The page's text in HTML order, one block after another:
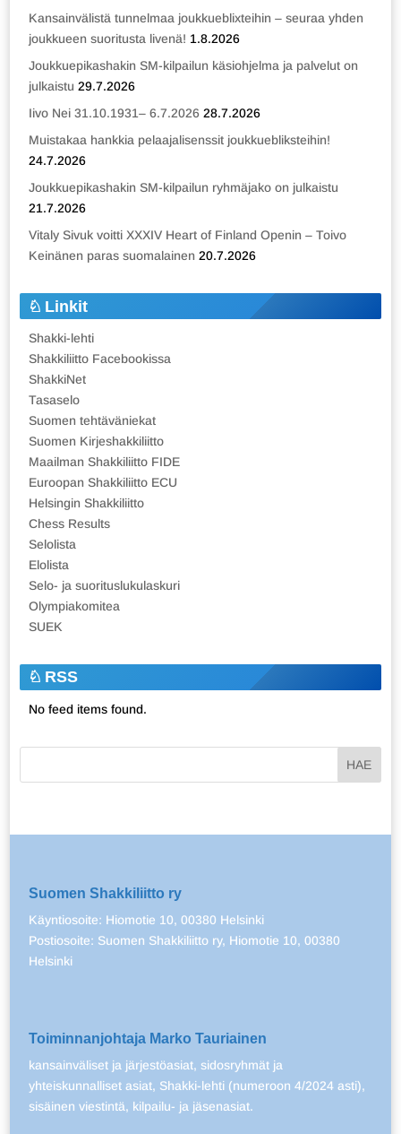
Kansainvälistä tunnelmaa joukkueblixteihin – seuraa yhden
joukkueen suoritusta livenä! 1.8.2026
Joukkuepikashakin SM-kilpailun käsiohjelma ja palvelut on
julkaistu 29.7.2026
Iivo Nei 31.10.1931– 6.7.2026 28.7.2026
Muistakaa hankkia pelaajalisenssit joukkuebliksteihin!
24.7.2026
Joukkuepikashakin SM-kilpailun ryhmäjako on julkaistu
21.7.2026
Vitaly Sivuk voitti XXXIV Heart of Finland Openin – Toivo
Keinänen paras suomalainen 20.7.2026
Linkit
Shakki-lehti
Shakkiliitto Facebookissa
ShakkiNet
Tasaselo
Suomen tehtäväniekat
Suomen Kirjeshakkiliitto
Maailman Shakkiliitto FIDE
Euroopan Shakkiliitto ECU
Helsingin Shakkiliitto
Chess Results
Selolista
Elolista
Selo- ja suorituslukulaskuri
Olympiakomitea
SUEK
RSS
No feed items found.
Suomen Shakkiliitto ry
Käyntiosoite: Hiomotie 10, 00380 Helsinki
Postiosoite: Suomen Shakkiliitto ry, Hiomotie 10, 00380
Helsinki
Toiminnanjohtaja Marko Tauriainen
kansainväliset ja järjestöasiat, sidosryhmät ja
yhteiskunnalliset asiat, Shakki-lehti (numeroon 4/2024 asti),
sisäinen viestintä, kilpailu- ja jäsenasiat.